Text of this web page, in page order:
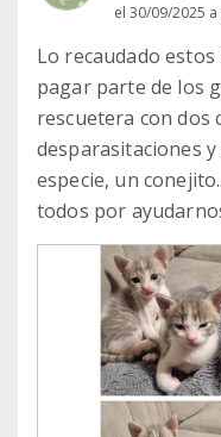
el 30/09/2025 a
Lo recaudado
pagar parte de los
rescuetera con dos
desparasitaciones
especie, un
todos por